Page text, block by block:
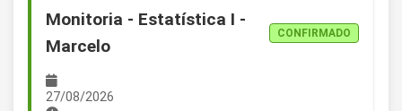
Monitoria - Estatística I -
Marcelo
CONFIRMADO
27/08/2026